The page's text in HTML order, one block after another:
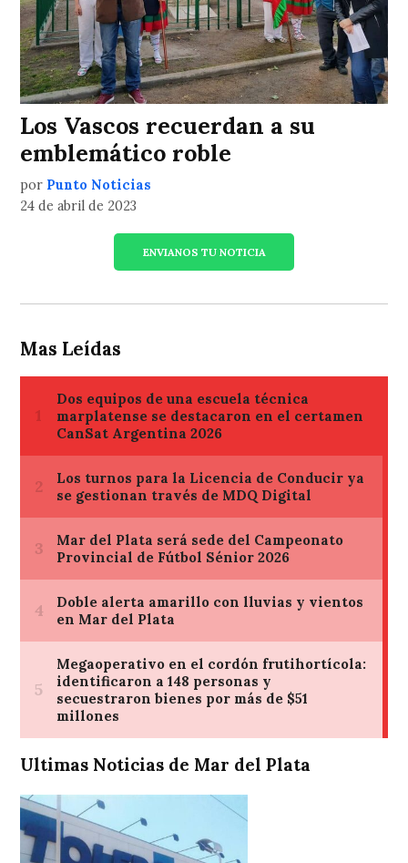
Los Vascos recuerdan a su
emblemático roble
por Punto Noticias
24 de abril de 2023
ENVIANOS TU NOTICIA
Mas Leídas
Ultimas Noticias de Mar del Plata